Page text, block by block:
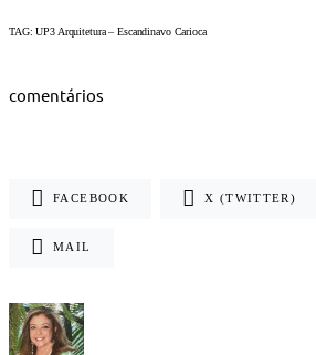
TAG: UP3 Arquitetura – Escandinavo Carioca
comentários
FACEBOOK X (TWITTER)
MAIL